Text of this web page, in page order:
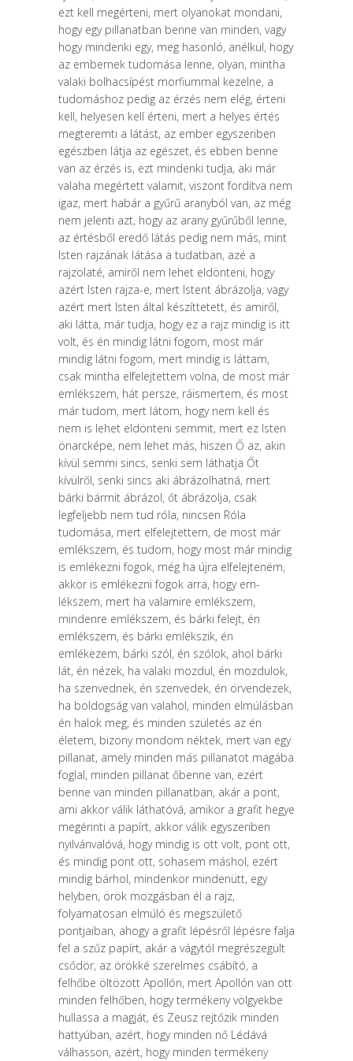
ezt kell megérteni, mert olyanokat mondani,
hogy egy pillanatban benne van minden, vagy
hogy mindenki egy, meg hasonló, anél­kül, hogy
az embernek tudomása lenne, olyan, mintha
valaki bolhacsípést morfiummal kezelne, a
tudomáshoz pedig az érzés nem elég, érteni
kell, he­lyesen kell érteni, mert a helyes értés
megteremti a látást, az ember egyszeri­ben
egészben látja az egészet, és ebben benne
van az érzés is, ezt mindenki tudja, aki már
valaha megértett valamit, viszont fordítva nem
igaz, mert ha­bár a gyűrű aranyból van, az még
nem jelenti azt, hogy az arany gyűrűből len­ne,
az értésből eredő látás pedig nem más, mint
Isten rajzának látása a tudat­ban, azé a
rajzolaté, amiről nem lehet eldönteni, hogy
azért Isten rajza-e, mert Istent ábrázolja, vagy
azért mert Isten által készíttetett, és amiről,
aki látta, már tudja, hogy ez a rajz mindig is itt
volt, és én mindig látni fogom, most már
mindig látni fogom, mert mindig is láttam,
csak mintha elfelejtettem vol­na, de most már
emlékszem, hát persze, ráismertem, és most
már tudom, mert látom, hogy nem kell és
nem is lehet eldönteni semmit, mert ez Isten
ön­arcképe, nem lehet más, hiszen Ő az, akin
kívül semmi sincs, senki sem lát­hatja Őt
kívülről, senki sincs aki ábrázolhatná, mert
bárki bármit ábrázol, őt ábrázolja, csak
legfeljebb nem tud róla, nincsen Róla
tudomása, mert elfelej­tettem, de most már
emlékszem, és tudom, hogy most már mindig
is emlékez­ni fogok, még ha újra elfelejteném,
akkor is emlékezni fogok arra, hogy em­
lékszem, mert ha valamire emlékszem,
mindenre emlékszem, és bárki felejt, én
emlékszem, és bárki emlékszik, én
emlékezem, bárki szól, én szólok, ahol bárki
lát, én nézek, ha valaki mozdul, én mozdulok,
ha szenvednek, én szen­vedek, én örvendezek,
ha boldogság van valahol, minden elmúlásban
én ha­lok meg, és minden születés az én
életem, bizony mondom néktek, mert van egy
pillanat, amely minden más pillanatot magába
foglal, minden pillanat őbenne van, ezért
benne van minden pillanatban, akár a pont,
ami akkor vá­lik láthatóvá, amikor a grafit hegye
megérinti a papírt, akkor válik egyszeri­ben
nyilvánvalóvá, hogy mindig is ott volt, pont ott,
és mindig pont ott, soha­sem máshol, ezért
mindig bárhol, mindenkor mindenütt, egy
helyben, örök mozgásban él a rajz,
folyamatosan elmúló és megszülető
pontjaiban, ahogy a grafit lépésről lépésre falja
fel a szűz papírt, akár a vágytól megrészegült
cső­dör, az örökké szerelmes csábító, a
felhőbe öltözött Apollón, mert Apollón van ott
minden felhőben, hogy termékeny völgyekbe
hullassa a magját, és Ze­usz rejtőzik minden
hattyúban, azért, hogy minden nő Lédává
válhasson, azért, hogy minden termékeny